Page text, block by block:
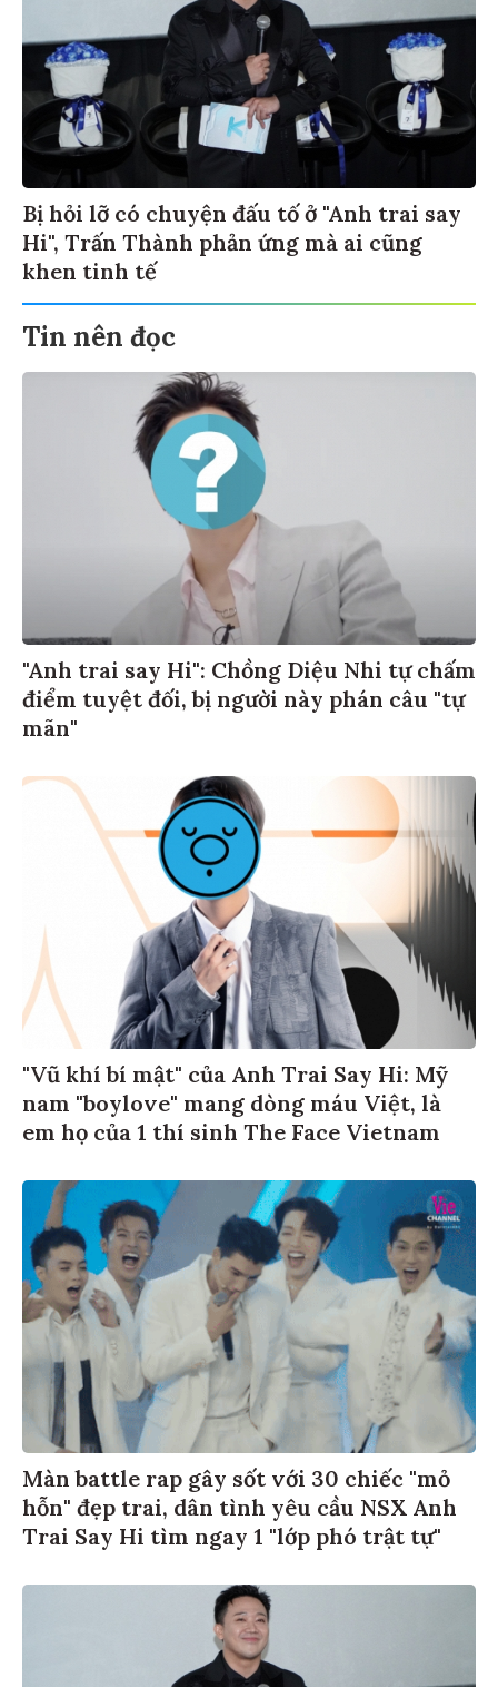
Bị hỏi lỡ có chuyện đấu tố ở "Anh trai say
Hi", Trấn Thành phản ứng mà ai cũng
khen tinh tế
Tin nên đọc
"Anh trai say Hi": Chồng Diệu Nhi tự chấm
điểm tuyệt đối, bị người này phán câu "tự
mãn"
"Vũ khí bí mật" của Anh Trai Say Hi: Mỹ
nam "boylove" mang dòng máu Việt, là
em họ của 1 thí sinh The Face Vietnam
Màn battle rap gây sốt với 30 chiếc "mỏ
hỗn" đẹp trai, dân tình yêu cầu NSX Anh
Trai Say Hi tìm ngay 1 "lớp phó trật tự"